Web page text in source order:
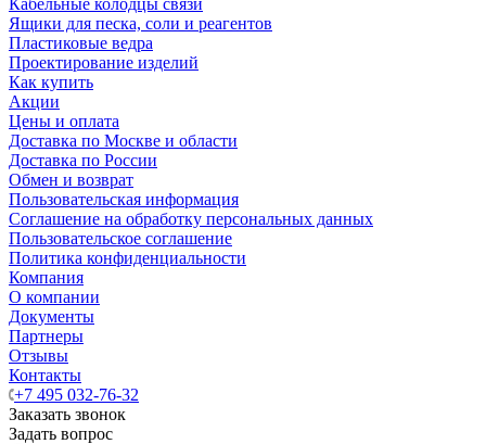
Кабельные колодцы связи
Ящики для песка, соли и реагентов
Пластиковые ведра
Проектирование изделий
Как купить
Акции
Цены и оплата
Доставка по Москве и области
Доставка по России
Обмен и возврат
Пользовательская информация
Соглашение на обработку персональных данных
Пользовательское соглашение
Политика конфиденциальности
Компания
О компании
Документы
Партнеры
Отзывы
Контакты
+7 495 032-76-32
Заказать звонок
Задать вопрос